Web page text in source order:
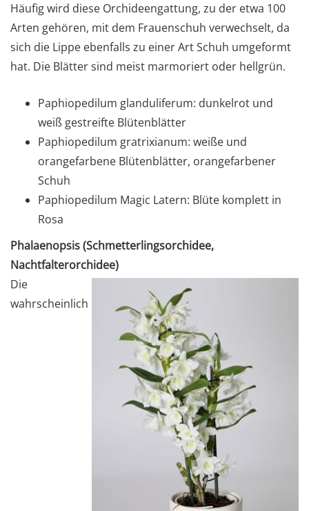
Häufig wird diese Orchideengattung, zu der etwa 100
Arten gehören, mit dem Frauenschuh verwechselt, da
sich die Lippe ebenfalls zu einer Art Schuh umgeformt
hat. Die Blätter sind meist marmoriert oder hellgrün.
Paphiopedilum glanduliferum: dunkelrot und
weiß gestreifte Blütenblätter
Paphiopedilum gratrixianum: weiße und
orangefarbene Blütenblätter, orangefarbener
Schuh
Paphiopedilum Magic Latern: Blüte komplett in
Rosa
Phalaenopsis (Schmetterlingsorchidee,
Nachtfalterorchidee)
Die
wahrscheinlich